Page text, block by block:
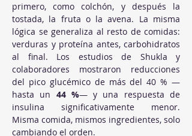
primero, como colchón, y después la
tostada, la fruta o la avena. La misma
lógica se generaliza al resto de comidas:
verduras y proteína antes, carbohidratos
al final. Los estudios de Shukla y
colaboradores mostraron reducciones
del pico glucémico de más del 40 % —
hasta un 44 %— y una respuesta de
insulina significativamente menor.
Misma comida, mismos ingredientes, solo
cambiando el orden.